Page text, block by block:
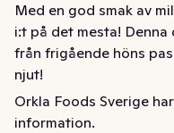
Med en god smak av
i:t på det mesta!
från frigående höns
njut!
Dressingen tillagas i
Orkla Foods Sverige
information.